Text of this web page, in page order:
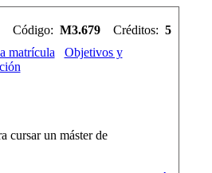
Código: M3.679Créditos: 5
matrícula
Objetivos y
cursar un máster de